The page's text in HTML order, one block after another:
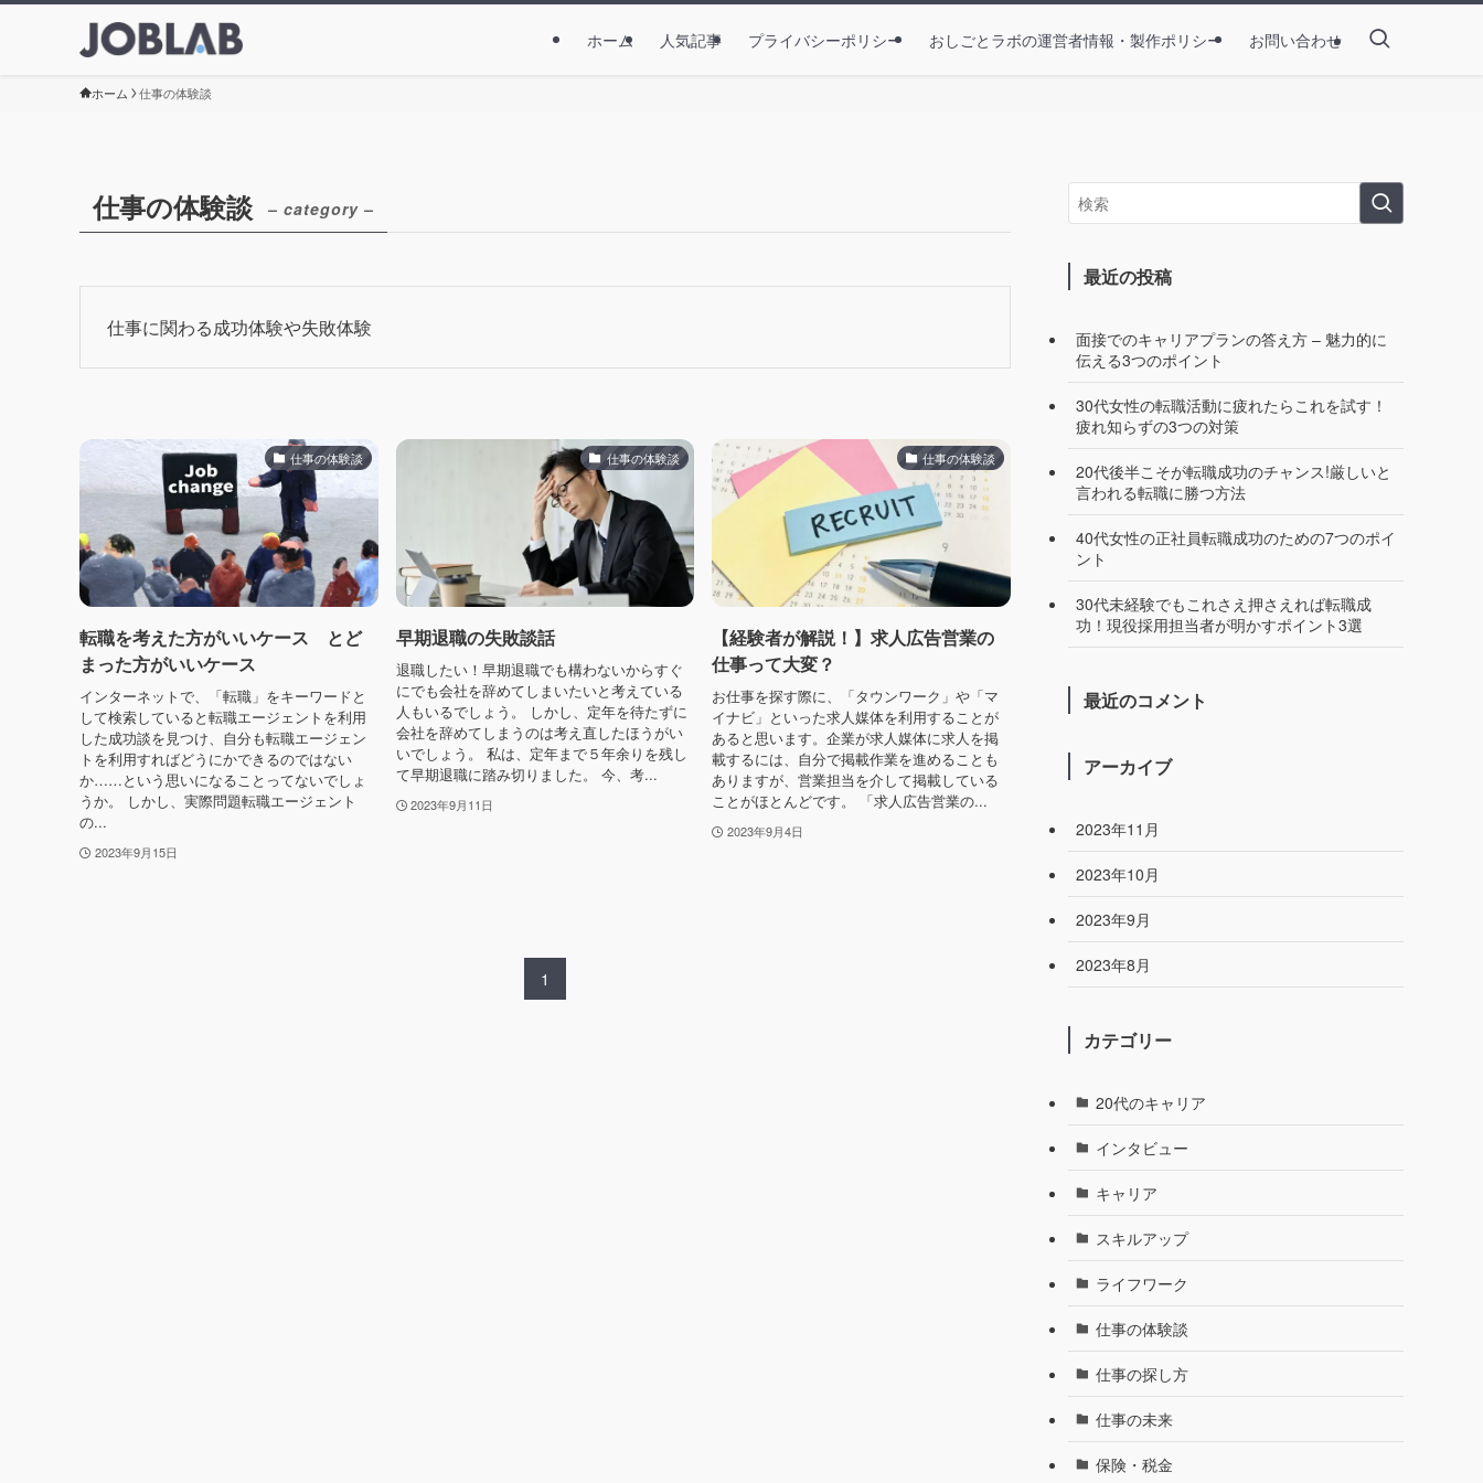
ホーム 人気記事 プライバシーポリシー おしごとラボの運営者情報・製作ポリシー お問い合わせ
ホーム 仕事の体験談
仕事の体験談 – category –
仕事に関わる成功体験や失敗体験
仕事の体験談
転職を考えた方がいいケース とど
まった方がいいケース
インターネットで、「転職」をキーワードと
して検索していると転職エージェントを利用
した成功談を見つけ、自分も転職エージェン
トを利用すればどうにかできるのではない
か……という思いになることってないでしょ
うか。 しかし、実際問題転職エージェント
の...
2023年9月15日
仕事の体験談
早期退職の失敗談話
退職したい！早期退職でも構わないからすぐ
にでも会社を辞めてしまいたいと考えている
人もいるでしょう。 しかし、定年を待たずに
会社を辞めてしまうのは考え直したほうがい
いでしょう。 私は、定年まで５年余りを残し
て早期退職に踏み切りました。 今、考...
2023年9月11日
仕事の体験談
【経験者が解説！】求人広告営業の
仕事って大変？
お仕事を探す際に、「タウンワーク」や「マ
イナビ」といった求人媒体を利用することが
あると思います。企業が求人媒体に求人を掲
載するには、自分で掲載作業を進めることも
ありますが、営業担当を介して掲載している
ことがほとんどです。 「求人広告営業の...
2023年9月4日
1
最近の投稿
面接でのキャリアプランの答え方 – 魅力的に
伝える3つのポイント
30代女性の転職活動に疲れたらこれを試す！
疲れ知らずの3つの対策
20代後半こそが転職成功のチャンス!厳しいと
言われる転職に勝つ方法
40代女性の正社員転職成功のための7つのポイ
ント
30代未経験でもこれさえ押さえれば転職成
功！現役採用担当者が明かすポイント3選
最近のコメント
アーカイブ
2023年11月
2023年10月
2023年9月
2023年8月
カテゴリー
20代のキャリア
インタビュー
キャリア
スキルアップ
ライフワーク
仕事の体験談
仕事の探し方
仕事の未来
保険・税金